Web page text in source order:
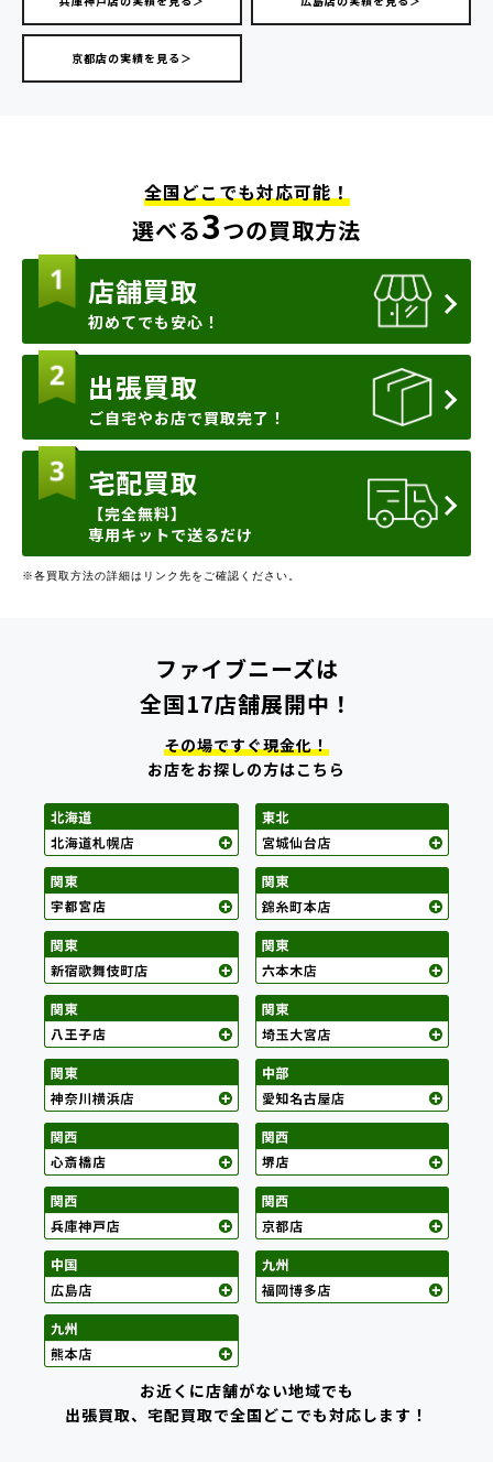
京都店の実績を見る＞
全国どこでも対応可能！
選べる3つの買取方法
店舗買取
初めてでも安心！
出張買取
ご自宅やお店で買取完了！
宅配買取
【完全無料】
専用キットで送るだけ
※各買取方法の詳細はリンク先をご確認ください。
ファイブニーズは
全国17店舗展開中！
その場ですぐ現金化！
お店をお探しの方はこちら
お近くに店舗がない地域でも
出張買取、宅配買取で全国どこでも対応します！